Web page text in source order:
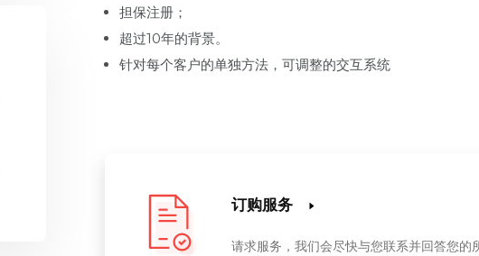
担保注册；
超过10年的背景。
针对每个客户的单独方法，可调整的交互系统
订购服务
请求服务，我们会尽快与您联系并回答您的